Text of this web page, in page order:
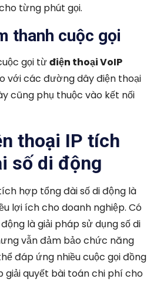
từng phút gọi.
thanh cuộc gọi
gọi từđiện thoại VoIP
với các đường dây điện thoại
cũng phụ thuộc vào kết nối
thoại IP tích
số di động
hợp tổng đài số di động là
lợi ích cho doanh nghiệp. Có
là giải pháp sử dụng số di
vẫn đảm bảo chức năng
đáp ứng nhiều cuộc gọi đồng
giải quyết bài toán chi phí cho